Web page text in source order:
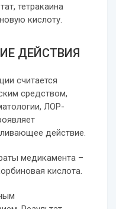
тетракаина
кислоту.
ДЕЙСТВИЯ
считается
средством,
ЛОР-
действие.
медикамента –
кислота.